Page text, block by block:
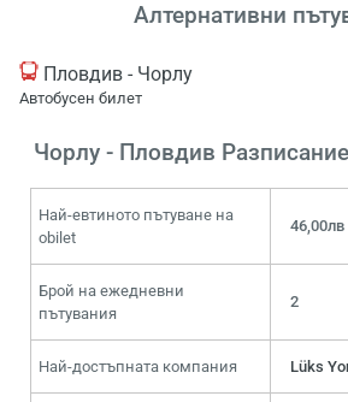
Алтернативни
Пловдив - Чорлу
Автобусен билет
Чорлу - Пловдив
Най-евтиното пътуване на
obilet
46,00лв
Брой на ежедневни
пътувания
2
Най-достъпната компания Lüks